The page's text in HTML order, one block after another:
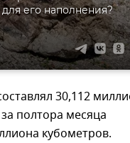
его наполнения?
30,112
полтора месяца
кубометров.